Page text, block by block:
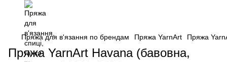
Пряжа для в'язання по брендам Пряжа YarnArt Пряжа
Пряжа YarnArt Havana (бавовна,